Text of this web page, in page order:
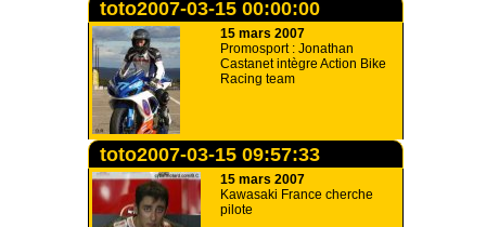
toto2007-03-15 00:00:00
15 mars 2007
Promosport : Jonathan
Castanet intègre Action Bike
Racing team
toto2007-03-15 09:57:33
15 mars 2007
Kawasaki France cherche
pilote